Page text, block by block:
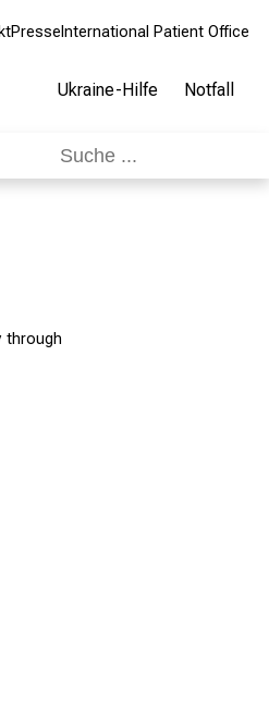
Presse International Patient Office
Ukraine-Hilfe Notfall
through